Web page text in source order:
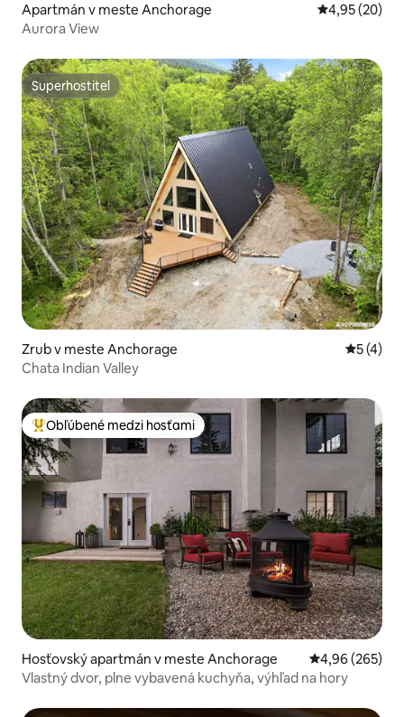
Apartmán v meste Anchorage Priemerné
4,95 (20)
Aurora View
Superhostiteľ
Superhostiteľ
Zrub v meste Anchorage
5 (4)
Chata Indian Valley
Najobľúbenejšie medzi hosťami
Obľúbené medzi hosťami
Hosťovský apartmán v meste Anchorage Priemerné
4,96 (265)
Vlastný dvor, plne vybavená kuchyňa, výhľad na hory